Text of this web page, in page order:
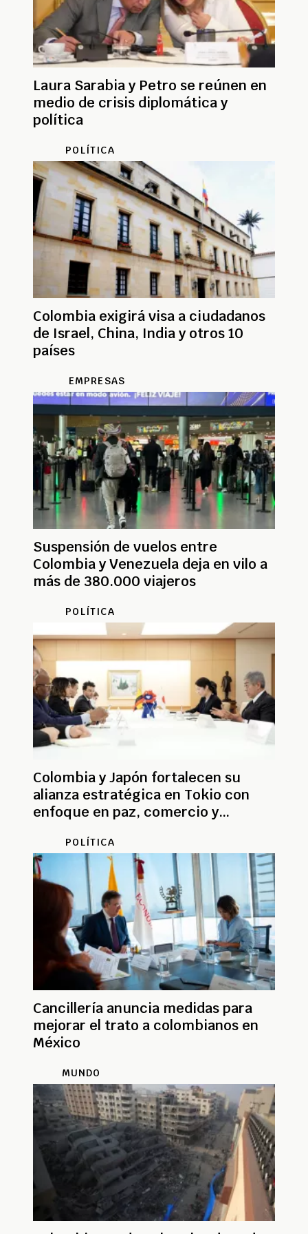
Laura Sarabia y Petro se reúnen en
medio de crisis diplomática y
política
POLÍTICA
Colombia exigirá visa a ciudadanos
de Israel, China, India y otros 10
países
EMPRESAS
Suspensión de vuelos entre
Colombia y Venezuela deja en vilo a
más de 380.000 viajeros
POLÍTICA
Colombia y Japón fortalecen su
alianza estratégica en Tokio con
enfoque en paz, comercio y
POLÍTICA
Cancillería anuncia medidas para
mejorar el trato a colombianos en
México
MUNDO